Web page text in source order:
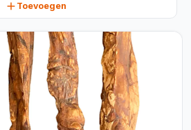
Toevoegen